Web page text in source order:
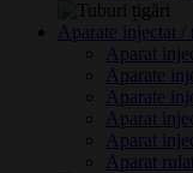
Aparate injectat /
Aparat
Aparate
Aparate
Aparat
Aparat
Aparat